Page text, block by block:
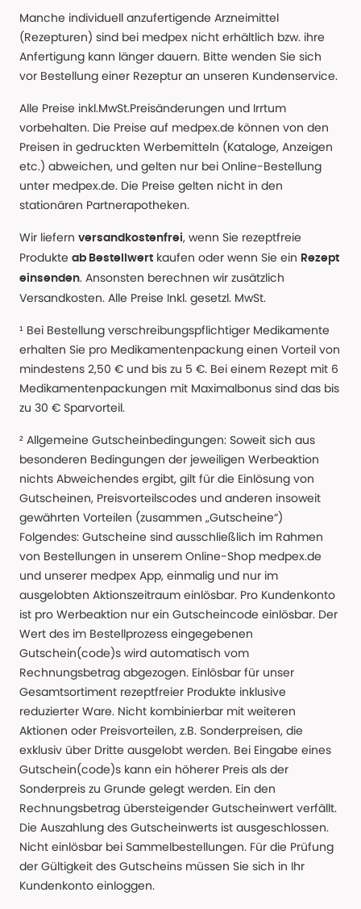
Manche individuell anzufertigende Arzneimittel
(Rezepturen) sind bei medpex nicht erhältlich bzw. ihre
Anfertigung kann länger dauern. Bitte wenden Sie sich
vor Bestellung einer Rezeptur an unseren Kundenservice.
Alle Preise inkl.MwSt.Preisänderungen und Irrtum
vorbehalten. Die Preise auf medpex.de können von den
Preisen in gedruckten Werbemitteln (Kataloge, Anzeigen
etc.) abweichen, und gelten nur bei Online-Bestellung
unter medpex.de. Die Preise gelten nicht in den
stationären Partnerapotheken.
Wir liefern versandkostenfrei, wenn Sie rezeptfreie
Produkte ab Bestellwert kaufen oder wenn Sie ein Rezept
einsenden. Ansonsten berechnen wir zusätzlich
Versandkosten. Alle Preise Inkl. gesetzl. MwSt.
¹ Bei Bestellung verschreibungspflichtiger Medikamente
erhalten Sie pro Medikamentenpackung einen Vorteil von
mindestens 2,50 € und bis zu 5 €. Bei einem Rezept mit 6
Medikamentenpackungen mit Maximalbonus sind das bis
zu 30 € Sparvorteil.
² Allgemeine Gutscheinbedingungen: Soweit sich aus
besonderen Bedingungen der jeweiligen Werbeaktion
nichts Abweichendes ergibt, gilt für die Einlösung von
Gutscheinen, Preisvorteilscodes und anderen insoweit
gewährten Vorteilen (zusammen „Gutscheine“)
Folgendes: Gutscheine sind ausschließlich im Rahmen
von Bestellungen in unserem Online-Shop medpex.de
und unserer medpex App, einmalig und nur im
ausgelobten Aktionszeitraum einlösbar. Pro Kundenkonto
ist pro Werbeaktion nur ein Gutscheincode einlösbar. Der
Wert des im Bestellprozess eingegebenen
Gutschein(code)s wird automatisch vom
Rechnungsbetrag abgezogen. Einlösbar für unser
Gesamtsortiment rezeptfreier Produkte inklusive
reduzierter Ware. Nicht kombinierbar mit weiteren
Aktionen oder Preisvorteilen, z.B. Sonderpreisen, die
exklusiv über Dritte ausgelobt werden. Bei Eingabe eines
Gutschein(code)s kann ein höherer Preis als der
Sonderpreis zu Grunde gelegt werden. Ein den
Rechnungsbetrag übersteigender Gutscheinwert verfällt.
Die Auszahlung des Gutscheinwerts ist ausgeschlossen.
Nicht einlösbar bei Sammelbestellungen. Für die Prüfung
der Gültigkeit des Gutscheins müssen Sie sich in Ihr
Kundenkonto einloggen.